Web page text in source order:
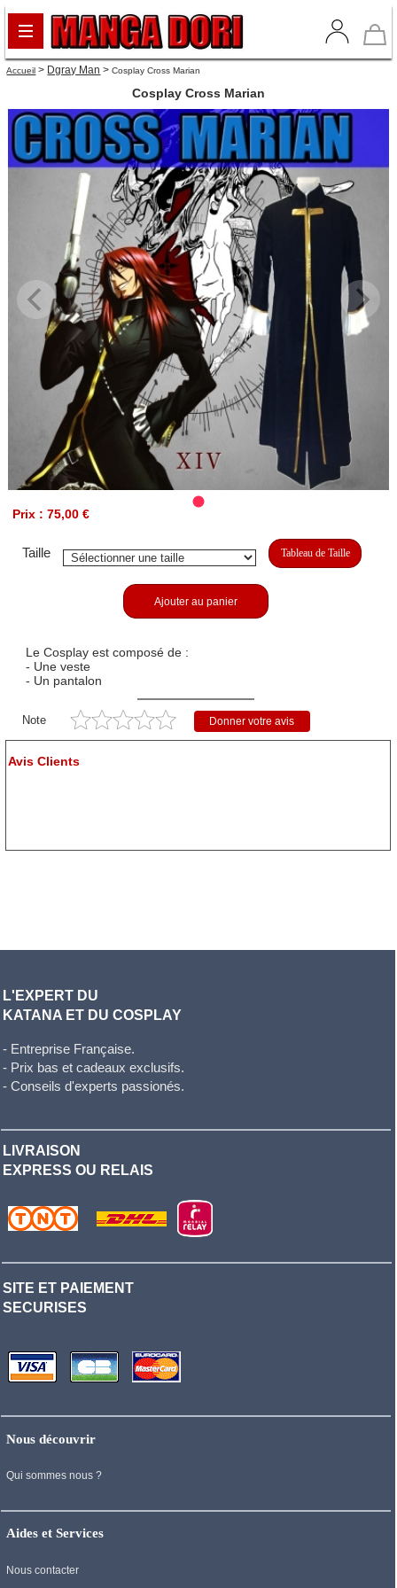
Accueil > Dgray Man >Cosplay Cross Marian
Cosplay Cross Marian
Prix : 75,00 €
Taille Tableau de Taille
Ajouter au panier
Le Cosplay est composé de :
- Une veste
- Un pantalon
Note Donner votre avis
Avis Clients
L'EXPERT DU
KATANA ET DU COSPLAY
- Entreprise Française.
- Prix bas et cadeaux exclusifs.
- Conseils d'experts passionés.
LIVRAISON
EXPRESS OU RELAIS
SITE ET PAIEMENT
SECURISES
Nous découvrir
Qui sommes nous ?
Aides et Services
Nous contacter